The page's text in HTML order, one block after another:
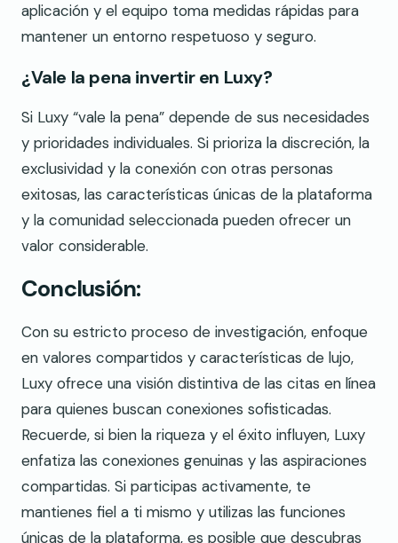
aplicación y el equipo toma medidas rápidas para
mantener un entorno respetuoso y seguro.
¿Vale la pena invertir en Luxy?
Si Luxy “vale la pena” depende de sus necesidades
y prioridades individuales. Si prioriza la discreción, la
exclusividad y la conexión con otras personas
exitosas, las características únicas de la plataforma
y la comunidad seleccionada pueden ofrecer un
valor considerable.
Conclusión:
Con su estricto proceso de investigación, enfoque
en valores compartidos y características de lujo,
Luxy ofrece una visión distintiva de las citas en línea
para quienes buscan conexiones sofisticadas.
Recuerde, si bien la riqueza y el éxito influyen, Luxy
enfatiza las conexiones genuinas y las aspiraciones
compartidas. Si participas activamente, te
mantienes fiel a ti mismo y utilizas las funciones
únicas de la plataforma, es posible que descubras